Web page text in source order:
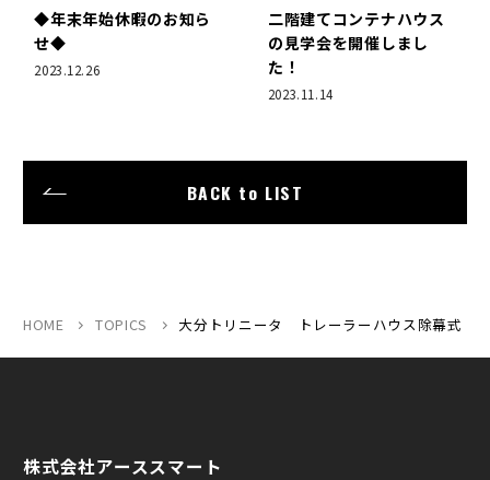
◆年末年始休暇のお知ら
せ◆
2023.12.26
二階建てコンテナハウス
の見学会を開催しまし
た！
2023.11.14
BACK to LIST
HOME TOPICS 大分トリニータ トレーラーハウス除幕式
株式会社アーススマート